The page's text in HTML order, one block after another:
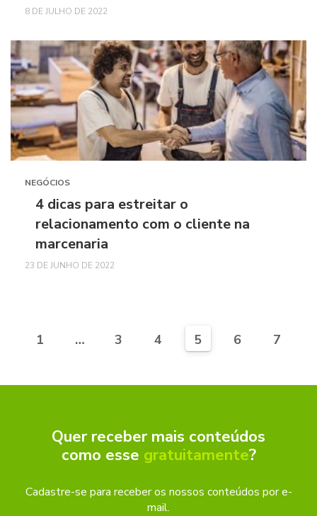
8 DE JULHO DE 2022
NEGÓCIOS
4 dicas para estreitar o
relacionamento com o cliente na
marcenaria
23 DE JUNHO DE 2022
1 … 3 4 5 6 7
Quer receber mais conteúdos
como esse gratuitamente?
Cadastre-se para receber os nossos conteúdos por e-
mail.